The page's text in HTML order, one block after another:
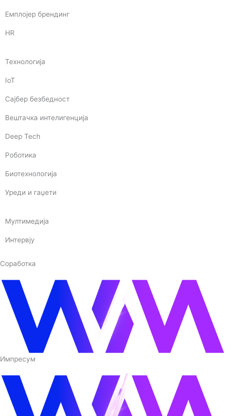
Емплојер брендинг
HR
Технологија
IoT
Сајбер безбедност
Вештачка интелигенција
Deep Tech
Роботика
Биотехнологија
Уреди и гаџети
Мултимедија
Интервју
Соработка
Импресум